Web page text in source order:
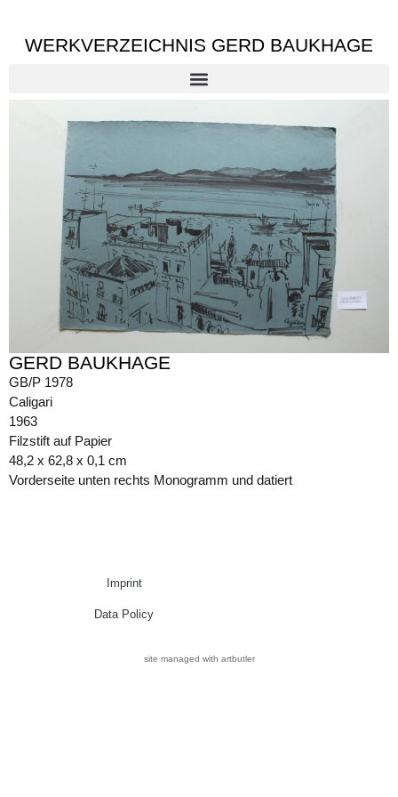
WERKVERZEICHNIS GERD BAUKHAGE
GERD BAUKHAGE
GB/P 1978
Caligari
1963
Filzstift auf Papier
48,2 x 62,8 x 0,1 cm
Vorderseite unten rechts Monogramm und datiert
Imprint
Data Policy
site managed with artbutler